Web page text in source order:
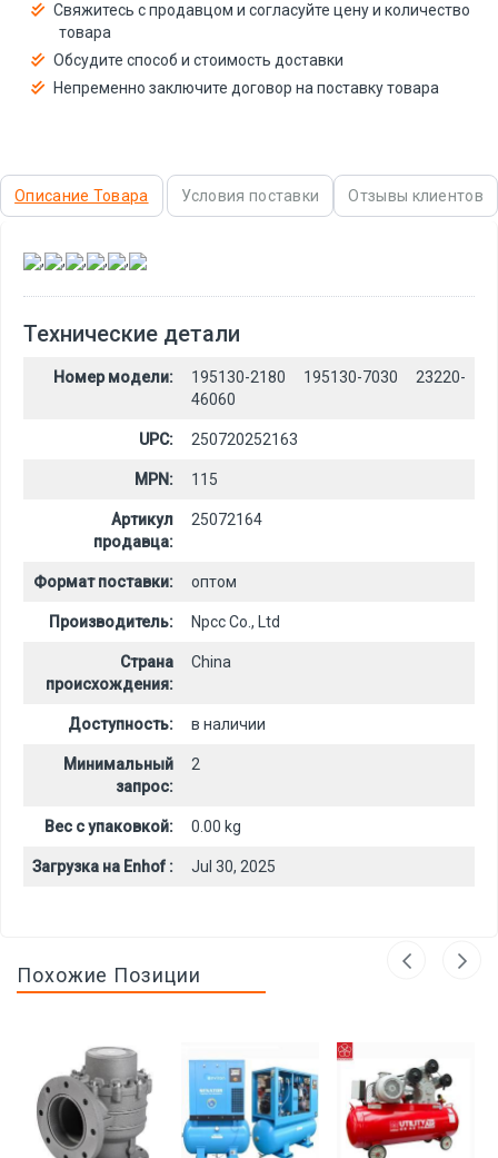
Свяжитесь с продавцом и согласуйте цену и количество
товара
Обсудите способ и стоимость доставки
Непременно заключите договор на поставку товара
Описание Товара Условия поставки Отзывы клиентов
, , , , ,
Технические детали
Номер модели:
195130-2180 195130-7030 23220-
46060
UPC: 250720252163
MPN: 115
Артикул
продавца:
25072164
Формат поставки: оптом
Производитель: Npcc Co., Ltd
Страна
происхождения:
China
Доступность: в наличии
Минимальный
запрос:
2
Вес с упаковкой: 0.00 kg
Загрузка на Enhof : Jul 30, 2025
Похожие Позиции